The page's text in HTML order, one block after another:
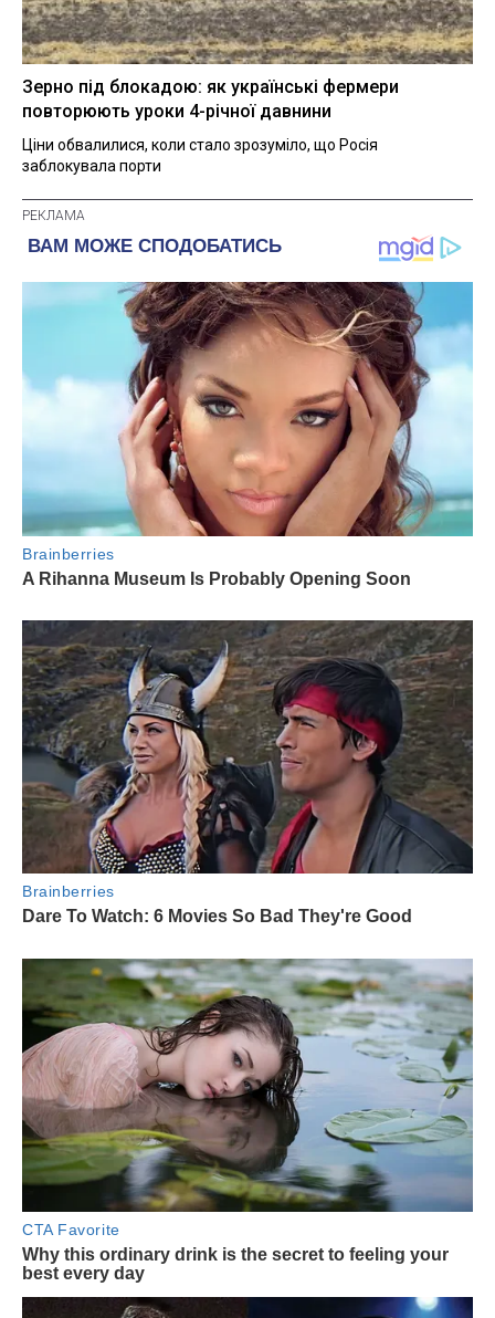
Зерно під блокадою: як українські фермери
повторюють уроки 4-річної давнини
Ціни обвалилися, коли стало зрозуміло, що Росія
заблокувала порти